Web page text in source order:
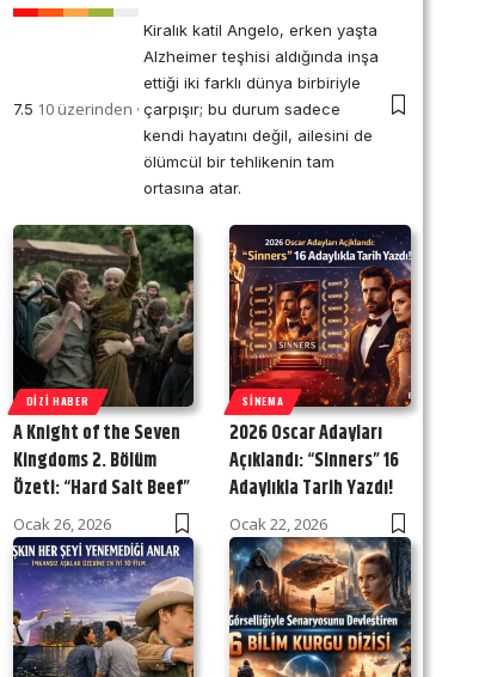
7.5 10 üzerinden
Kiralık katil Angelo, erken yaşta
Alzheimer teşhisi aldığında inşa
ettiği iki farklı dünya birbiriyle
çarpışır; bu durum sadece
kendi hayatını değil, ailesini de
ölümcül bir tehlikenin tam
ortasına atar.
DIZI HABER
A Knight of the Seven
Kingdoms 2. Bölüm
Özeti: “Hard Salt Beef”
Ocak 26, 2026
SINEMA
2026 Oscar Adayları
Açıklandı: “Sinners” 16
Adaylıkla Tarih Yazdı!
Ocak 22, 2026